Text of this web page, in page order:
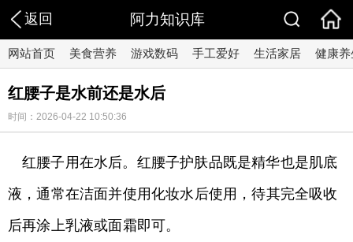
返回 阿力知识库
网站首页 美食营养 游戏数码 手工爱好 生活家居 健康养
红腰子是水前还是水后
时间：2026-04-22 10:50:36
红腰子用在水后。红腰子护肤品既是精华也是肌底
液，通常在洁面并使用化妆水后使用，待其完全吸收
后再涂上乳液或面霜即可。